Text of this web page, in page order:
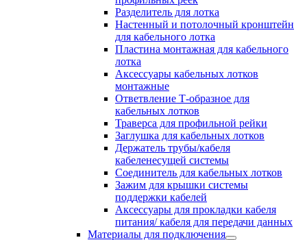
Разделитель для лотка
Настенный и потолочный кронштейн
для кабельного лотка
Пластина монтажная для кабельного
лотка
Аксессуары кабельных лотков
монтажные
Ответвление Т-образное для
кабельных лотков
Траверса для профильной рейки
Заглушка для кабельных лотков
Держатель трубы/кабеля
кабеленесущей системы
Соединитель для кабельных лотков
Зажим для крышки системы
поддержки кабелей
Аксессуары для прокладки кабеля
питания/ кабеля для передачи данных
Материалы для подключения